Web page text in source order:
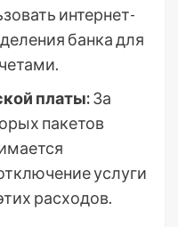
интернет-
банка для
платы:За
пакетов
услуги
расходов.